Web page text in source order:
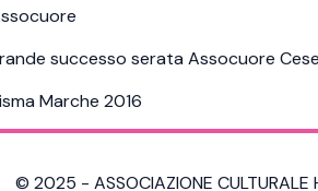
successo serata Assocuore
Marche 2016
© 2025 - ASSOCIAZIONE CULTURALE